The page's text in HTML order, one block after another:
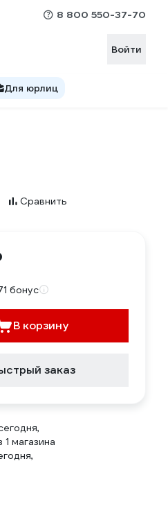
8 800 550-37-70
Войти
Для юрлиц
Сравнить
бонус
В корзину
заказ
1 магазина